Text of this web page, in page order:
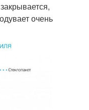
очень